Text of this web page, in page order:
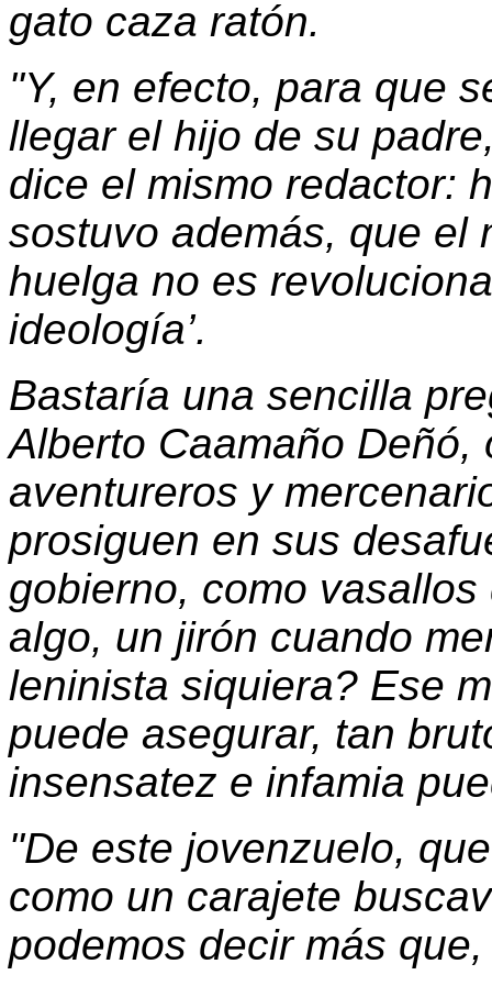
gato caza ratón.
"Y, en efecto, para que
llegar el hijo de su
dice el mismo redactor:
sostuvo además, que el
huelga no es
ideología’.
Bastaría una sencilla
Alberto Caamaño Deñó,
aventureros y
prosiguen en sus
gobierno, como
algo, un jirón cuando
leninista siquiera? Ese
puede asegurar, tan
insensatez e infamia
"De este jovenzuelo,
como un carajete
podemos decir más